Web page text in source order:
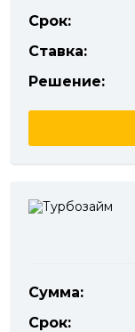
Срок:
Ставка:
Решение:
Сумма:
Срок: